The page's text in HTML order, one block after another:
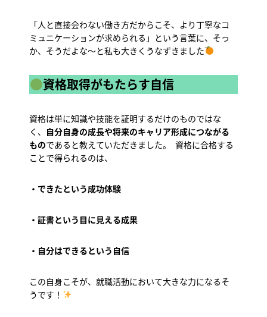
「人と直接会わない働き方だからこそ、より丁寧なコ
ミュニケーションが求められる」という言葉に、そっ
か、そうだよな～と私も大きくうなずきました
資格取得がもたらす自信
資格は単に知識や技能を証明するだけのものではな
く、 自分自身の成長や将来のキャリア形成につながる
ものであると教えていただきました。 資格に合格する
ことで得られるのは、
・できたという成功体験
・証書という目に見える成果
・自分はできるという自信
この自身こそが、就職活動において大きな力になるそ
うです！